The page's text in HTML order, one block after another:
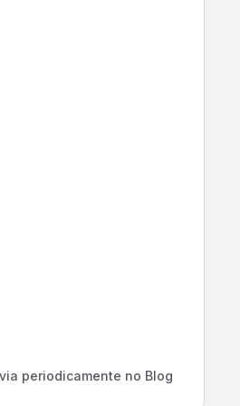
periodicamente no Blog